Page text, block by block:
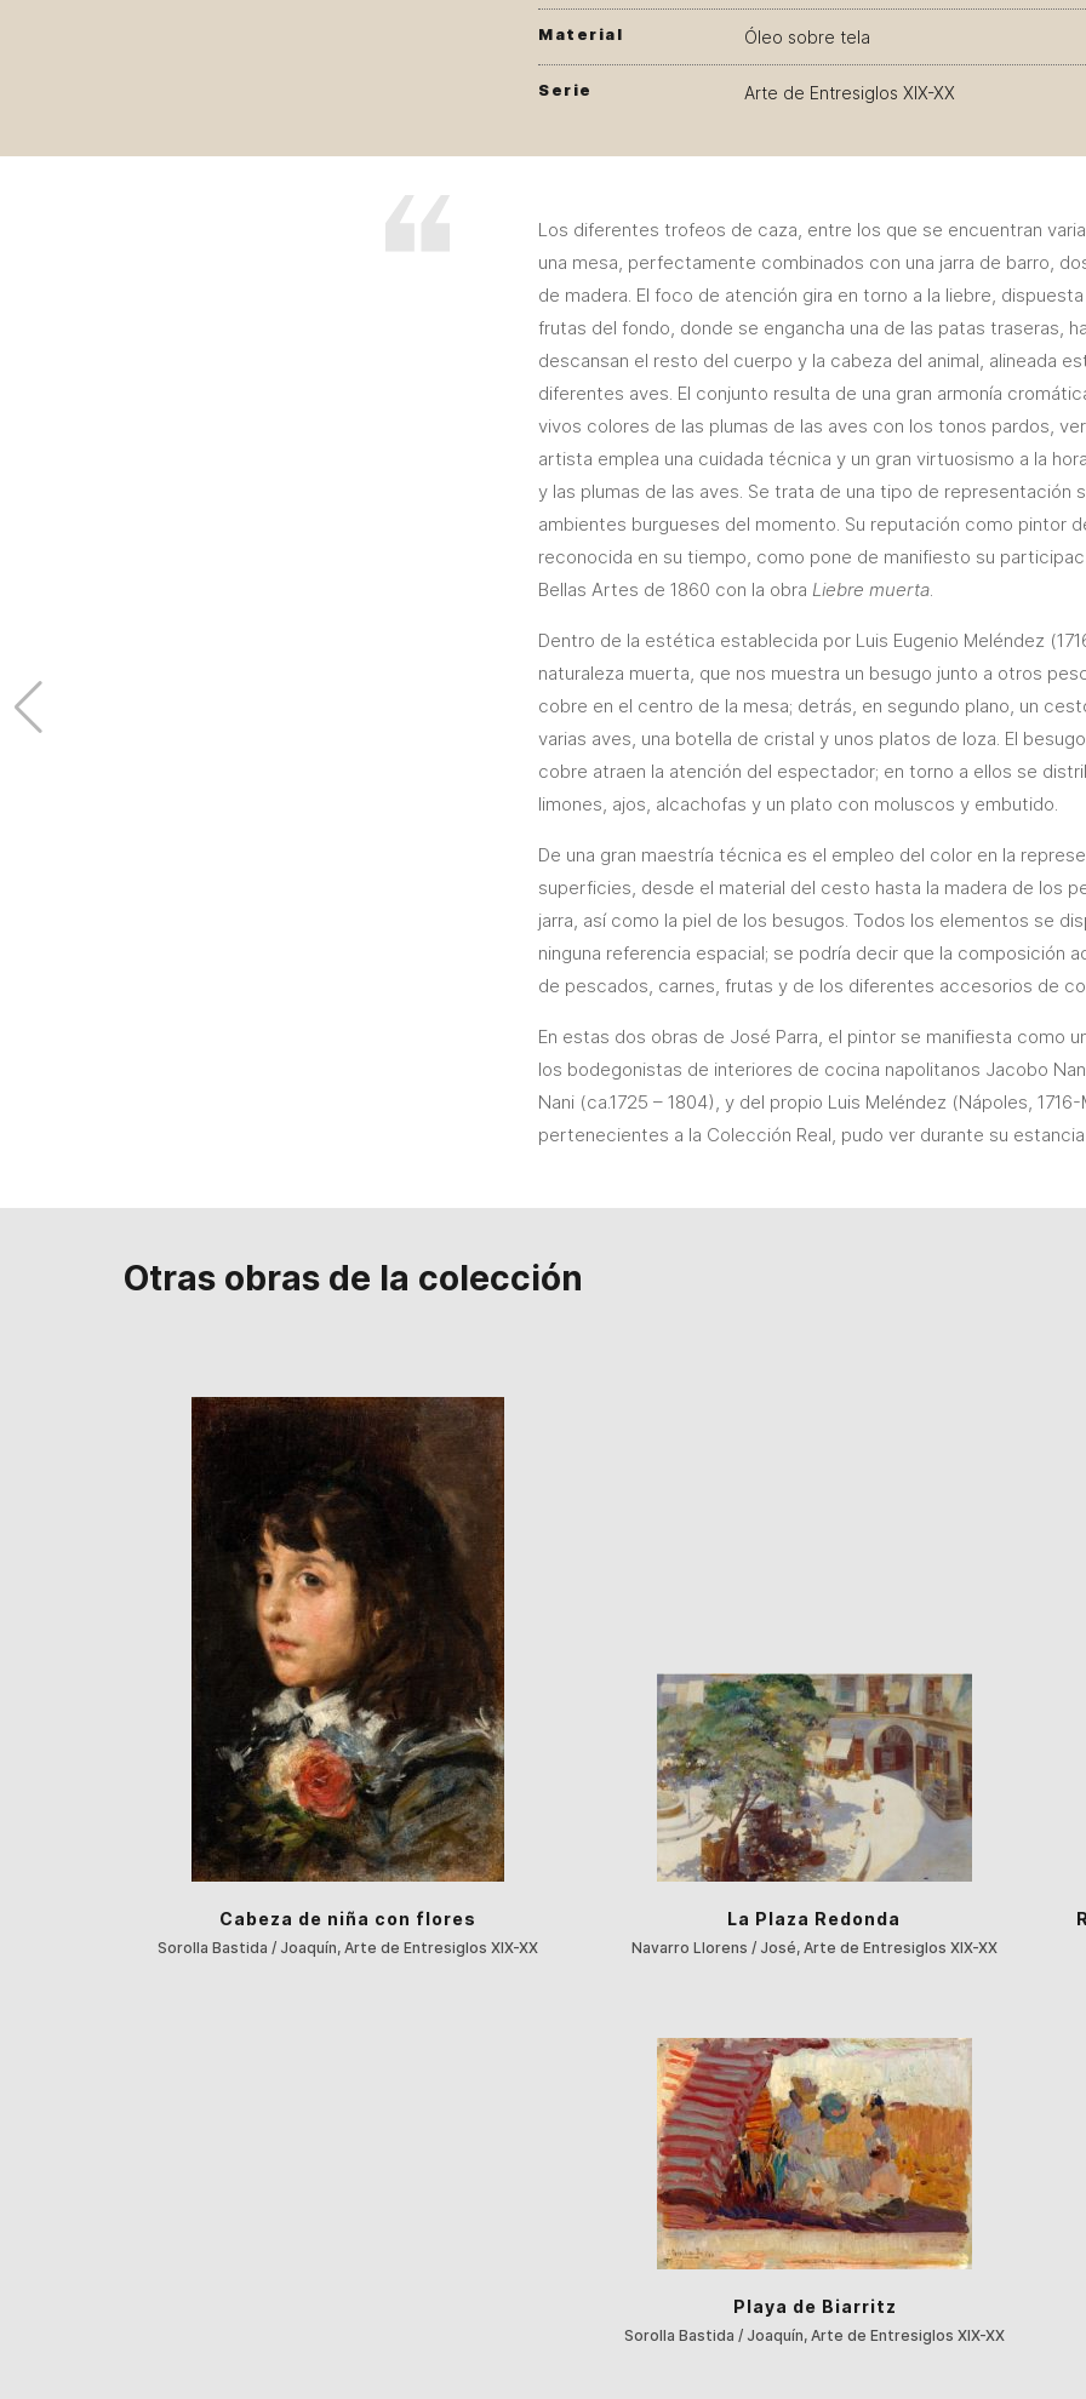
Material Óleo sobre tela
Serie Arte de Entresiglos XIX-XX
Los diferentes trofeos de caza, entre los que se encuentran
una mesa, perfectamente combinados con una jarra de barro,
de madera. El foco de atención gira en torno a la liebre,
frutas del fondo, donde se engancha una de las patas traseras,
descansan el resto del cuerpo y la cabeza del animal, alineada
diferentes aves. El conjunto resulta de una gran armonía
vivos colores de las plumas de las aves con los tonos pardos,
artista emplea una cuidada técnica y un gran virtuosismo a la
y las plumas de las aves. Se trata de una tipo de representación
ambientes burgueses del momento. Su reputación como pintor
reconocida en su tiempo, como pone de manifiesto su
Bellas Artes de 1860 con la obra Liebre muerta.
Dentro de la estética establecida por Luis Eugenio Meléndez
naturaleza muerta, que nos muestra un besugo junto a otros
cobre en el centro de la mesa; detrás, en segundo plano, un
varias aves, una botella de cristal y unos platos de loza. El
cobre atraen la atención del espectador; en torno a ellos se
limones, ajos, alcachofas y un plato con moluscos y embutido.
De una gran maestría técnica es el empleo del color en la
superficies, desde el material del cesto hasta la madera de los
jarra, así como la piel de los besugos. Todos los elementos se
ninguna referencia espacial; se podría decir que la composición
de pescados, carnes, frutas y de los diferentes accesorios de
En estas dos obras de José Parra, el pintor se manifiesta como
los bodegonistas de interiores de cocina napolitanos Jacobo
Nani (ca.1725 – 1804), y del propio Luis Meléndez (Nápoles,
pertenecientes a la Colección Real, pudo ver durante su
Otras obras de la colección
Cabeza de niña con flores
Sorolla Bastida / Joaquín, Arte de Entresiglos XIX-XX
La Plaza Redonda
Navarro Llorens / José, Arte de Entresiglos XIX-XX
Playa de Biarritz
Sorolla Bastida / Joaquín, Arte de Entresiglos XIX-XX